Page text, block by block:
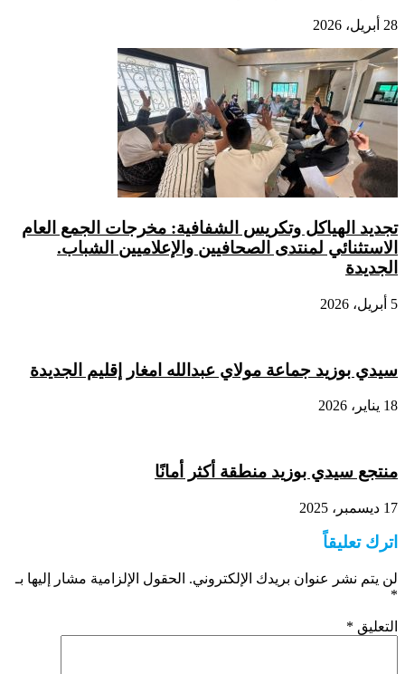
28 أبريل، 2026
تجديد الهياكل وتكريس الشفافية: مخرجات الجمع العام
الاستثنائي لمنتدى الصحافيين والإعلاميين الشباب.
الجديدة
5 أبريل، 2026
سيدي بوزيد جماعة مولاي عبدالله امغار إقليم الجديدة
18 يناير، 2026
منتجع سيدي بوزيد منطقة أكثر أمانًا
17 ديسمبر، 2025
اترك تعليقاً
لن يتم نشر عنوان بريدك الإلكتروني. الحقول الإلزامية مشار إليها بـ
*
التعليق *